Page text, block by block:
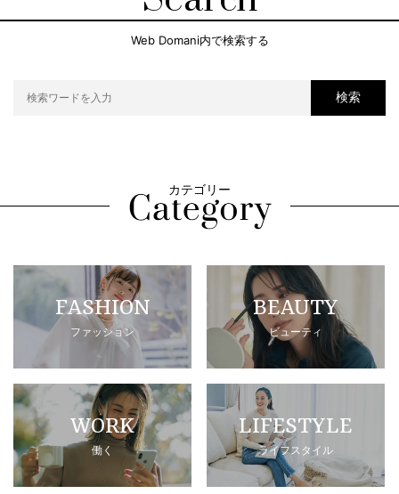
Web Domani内で検索する
検索
カテゴリー
FASHION
ファッション
BEAUTY
ビューティ
WORK
働く
LIFESTYLE
ライフスタイル